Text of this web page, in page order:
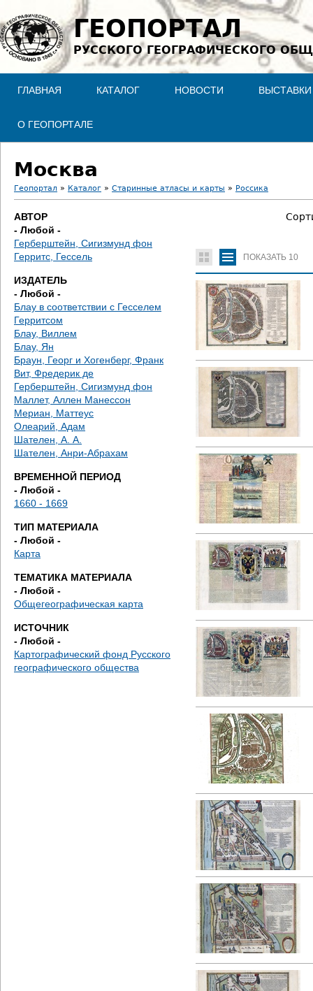
Jump to navigation
ГЕОПОРТАЛ
РУССКОГО ГЕОГРАФИЧЕСКОГО
ГЛАВНАЯ КАТАЛОГ НОВОСТИ ВЫСТАВКИ
О ГЕОПОРТАЛЕ
Москва
В
ы
з
д
е
с
ь
Геопортал » Каталог » Старинные атласы и карты » Россика
АВТОР
- Любой -
Герберштейн, Сигизмунд фон
Герритс, Гессель
ИЗДАТЕЛЬ
- Любой -
Блау в соответствии с Гесселем
Герритсом
Блау, Виллем
Блау, Ян
Браун, Георг и Хогенберг, Франк
Вит, Фредерик де
Герберштейн, Сигизмунд фон
Маллет, Аллен Манессон
Мериан, Маттеус
Олеарий, Адам
Шателен, А. А.
Шателен, Анри-Абрахам
ВРЕМЕННОЙ ПЕРИОД
- Любой -
1660 - 1669
ТИП МАТЕРИАЛА
- Любой -
Карта
ТЕМАТИКА МАТЕРИАЛА
- Любой -
Общегеографическая карта
ИСТОЧНИК
- Любой -
Картографический фонд Русского
географического общества
ПОКАЗАТЬ 10